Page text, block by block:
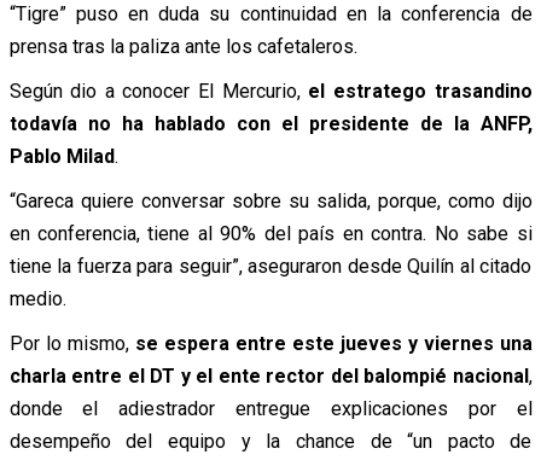
“Tigre” puso en duda su continuidad en la conferencia de
prensa tras la paliza ante los cafetaleros.
Según dio a conocer El Mercurio, el estratego trasandino
todavía no ha hablado con el presidente de la ANFP,
Pablo Milad.
“Gareca quiere conversar sobre su salida, porque, como dijo
en conferencia, tiene al 90% del país en contra. No sabe si
tiene la fuerza para seguir”, aseguraron desde Quilín al citado
medio.
Por lo mismo, se espera entre este jueves y viernes una
charla entre el DT y el ente rector del balompié nacional,
donde el adiestrador entregue explicaciones por el
desempeño del equipo y la chance de “un pacto de